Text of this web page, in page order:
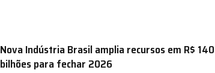
Nova Indústria Brasil amplia recursos em R$ 140
bilhões para fechar 2026